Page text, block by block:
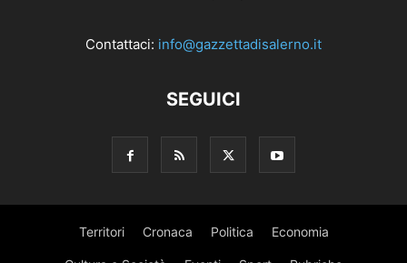
Contattaci: info@gazzettadisalerno.it
SEGUICI
Territori Cronaca Politica Economia